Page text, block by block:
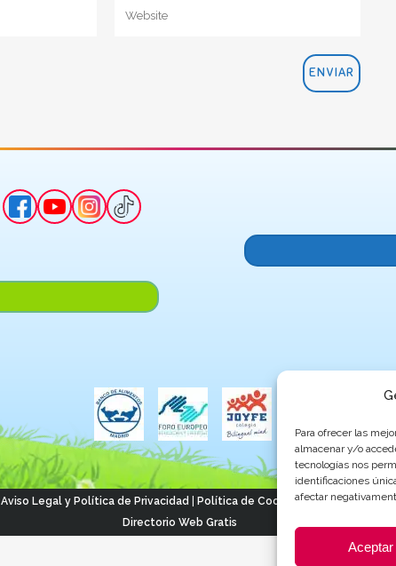
Para ofrecer las
almacenar y/o
tecnologías nos
identificaciones
afectar
Aceptar
Aviso Legal y Política de Privacidad Política de Cookies| Página creada
Directorio Web Gratis